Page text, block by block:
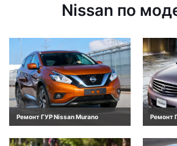
Nissan по
Ремонт ГУР Nissan Murano Ремонт